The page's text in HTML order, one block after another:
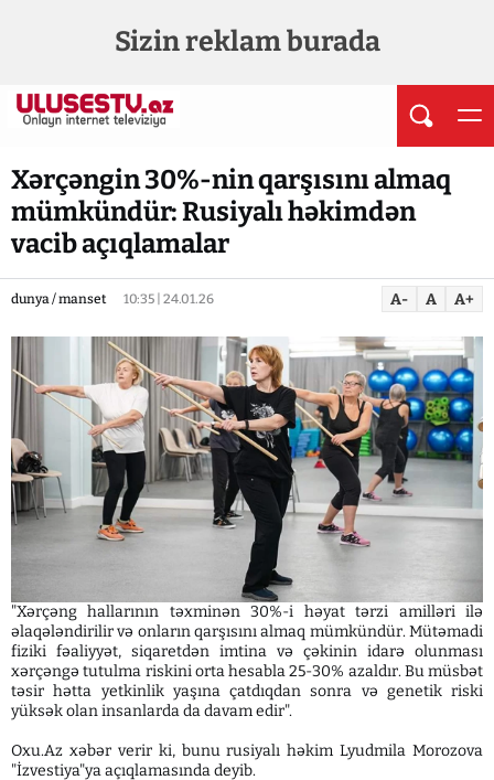
Sizin reklam burada
Xərçəngin 30%-nin qarşısını almaq
mümkündür: Rusiyalı həkimdən
vacib açıqlamalar
dunya / manset 10:35 | 24.01.26 A- A A+
"Xərçəng hallarının təxminən 30%-i həyat tərzi amilləri ilə
əlaqələndirilir və onların qarşısını almaq mümkündür. Mütəmadi
fiziki fəaliyyət, siqaretdən imtina və çəkinin idarə olunması
xərçəngə tutulma riskini orta hesabla 25-30% azaldır. Bu müsbət
təsir hətta yetkinlik yaşına çatdıqdan sonra və genetik riski
yüksək olan insanlarda da davam edir".
Oxu.Az xəbər verir ki, bunu rusiyalı həkim Lyudmila Morozova
"İzvestiya"ya açıqlamasında deyib.